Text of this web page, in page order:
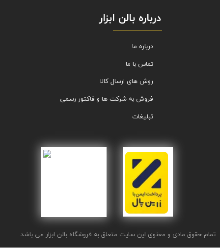
تمام حقوق مادی و معنوی این سایت متعلق به فروشگاه بالن ابزار می باشد.
درباره بالن ابزار
درباره ما
تماس با ما
روش های ارسال کالا
فروش به شرکت ها و فاکتور رسمی
تبلیغات